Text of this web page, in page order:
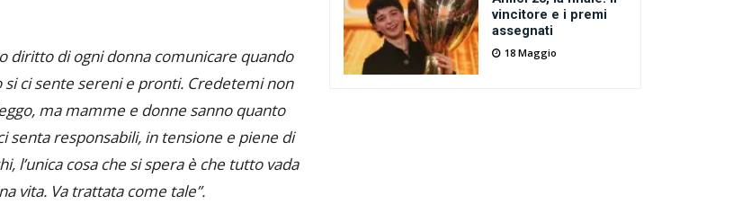
diritto di ogni donna comunicare quando
ci sente sereni e pronti. Credetemi non
ma mamme e donne sanno quanto
senta responsabili, in tensione e piene di
l’unica cosa che si spera è che tutto vada
vita. Va trattata come tale”.
vincitore e i premi
assegnati
18 Maggio